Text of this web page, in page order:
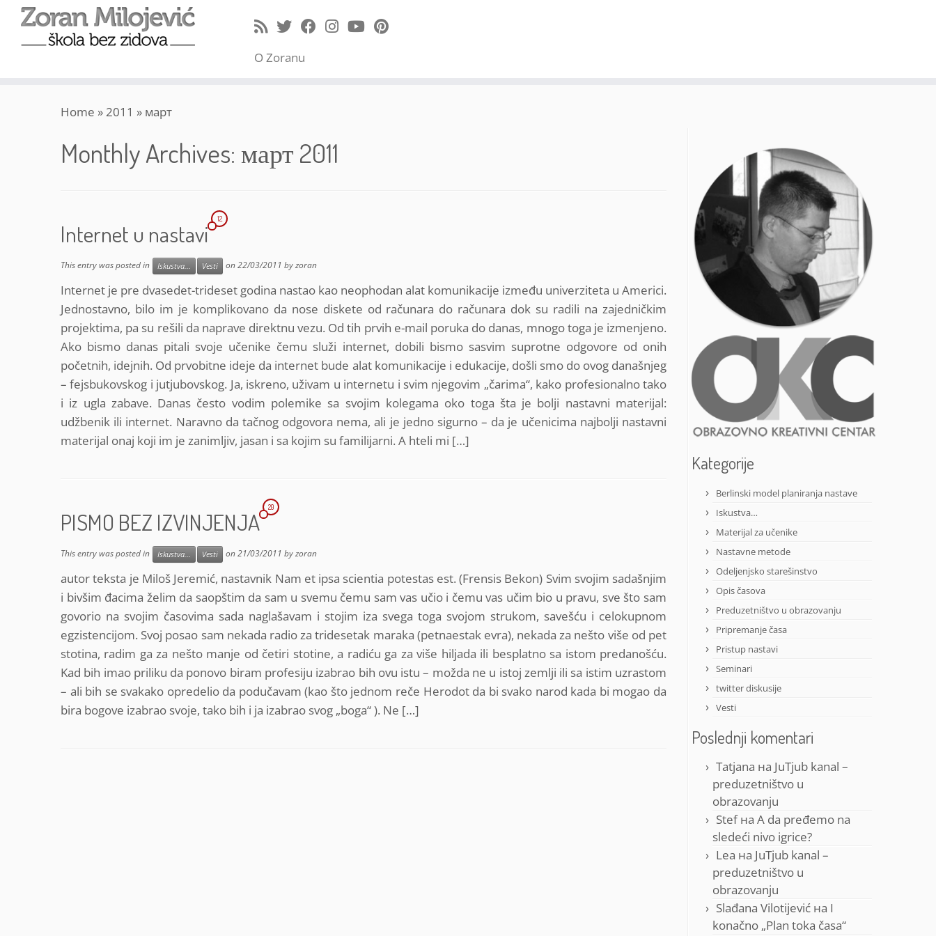
O Zoranu
Home »2011 » март
Monthly Archives: март 2011
Internet u nastavi
12
This entry was posted in Iskustva... Vesti on22/03/2011 byzoran
Internet je pre dvasedet-trideset godina nastao kao neophodan alat komunikacije između univerziteta u Americi.
Jednostavno, bilo im je komplikovano da nose diskete od računara do računara dok su radili na zajedničkim
projektima, pa su rešili da naprave direktnu vezu. Od tih prvih e-mail poruka do danas, mnogo toga je izmenjeno.
Ako bismo danas pitali svoje učenike čemu služi internet, dobili bismo sasvim suprotne odgovore od onih
početnih, idejnih. Od prvobitne ideje da internet bude alat komunikacije i edukacije, došli smo do ovog današnjeg
– fejsbukovskog i jutjubovskog. Ja, iskreno, uživam u internetu i svim njegovim „čarima“, kako profesionalno tako
i iz ugla zabave. Danas često vodim polemike sa svojim kolegama oko toga šta je bolji nastavni materijal:
udžbenik ili internet. Naravno da tačnog odgovora nema, ali je jedno sigurno – da je učenicima najbolji nastavni
materijal onaj koji im je zanimljiv, jasan i sa kojim su familijarni. A hteli mi […]
PISMO BEZ IZVINJENJA
20
This entry was posted in Iskustva... Vesti on21/03/2011 byzoran
autor teksta je Miloš Jeremić, nastavnik Nam et ipsa scientia potestas est. (Frensis Bekon) Svim svojim sadašnjim
i bivšim đacima želim da saopštim da sam u svemu čemu sam vas učio i čemu vas učim bio u pravu, sve što sam
govorio na svojim časovima sada naglašavam i stojim iza svega toga svojom strukom, savešću i celokupnom
egzistencijom. Svoj posao sam nekada radio za tridesetak maraka (petnaestak evra), nekada za nešto više od pet
stotina, radim ga za nešto manje od četiri stotine, a radiću ga za više hiljada ili besplatno sa istom predanošću.
Kad bih imao priliku da ponovo biram profesiju izabrao bih ovu istu – možda ne u istoj zemlji ili sa istim uzrastom
– ali bih se svakako opredelio da podučavam (kao što jednom reče Herodot da bi svako narod kada bi mogao da
bira bogove izabrao svoje, tako bih i ja izabrao svog „boga“ ). Ne […]
Kategorije
Berlinski model planiranja nastave
Iskustva…
Materijal za učenike
Nastavne metode
Odeljenjsko starešinstvo
Opis časova
Preduzetništvo u obrazovanju
Pripremanje časa
Pristup nastavi
Seminari
twitter diskusije
Vesti
Poslednji komentari
Tatjana на JuTjub kanal –
preduzetništvo u
obrazovanju
Stefна A da pređemo na
sledeći nivo igrice?
Lea на JuTjub kanal –
preduzetništvo u
obrazovanju
Slađana Vilotijević на I
konačno „Plan toka časa“